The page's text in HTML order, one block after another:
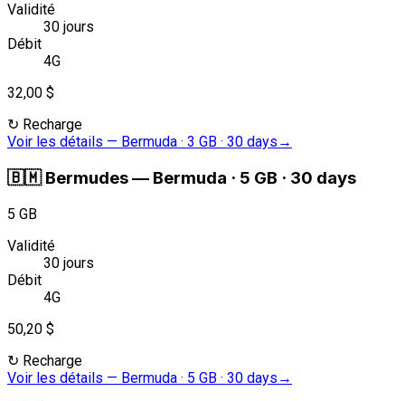
Validité
30 jours
Débit
4G
32,00 $
↻ Recharge
Voir les détails — Bermuda · 3 GB · 30 days →
🇧🇲 Bermudes— Bermuda · 5 GB · 30 days
5 GB
Validité
30 jours
Débit
4G
50,20 $
↻ Recharge
Voir les détails — Bermuda · 5 GB · 30 days →